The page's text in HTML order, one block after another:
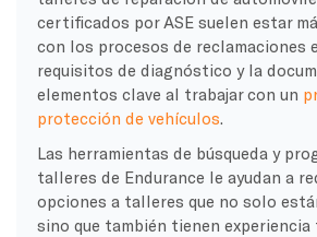
certificados por ASE suelen estar
con los procesos de reclamaciones
requisitos de diagnóstico y la
elementos clave al trabajar con un
protección de vehículos.
Las herramientas de búsqueda y
talleres de Endurance le ayudan a
opciones a talleres que no solo
sino que también tienen experiencia